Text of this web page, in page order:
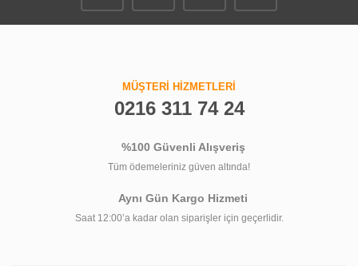
MÜŞTERİ HİZMETLERİ
0216 311 74 24
%100 Güvenli Alışveriş
Tüm ödemeleriniz güven altında!
Aynı Gün Kargo Hizmeti
Saat 12:00’a kadar olan siparişler için geçerlidir.